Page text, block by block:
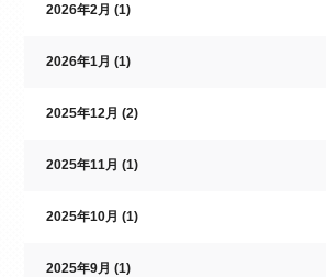
2026年2月 (1)
2026年1月 (1)
2025年12月 (2)
2025年11月 (1)
2025年10月 (1)
2025年9月 (1)